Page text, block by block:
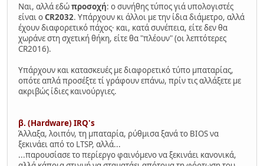
Ναι, αλλά εδώπροσοχή: ο συνήθης τύπος γιά υπολογιστές
είναι οCR2032. Υπάρχουν κι άλλοι με την ίδια διάμετρο, αλλά
έχουν διαφορετικό πάχος· και, κατά συνέπεια, είτε δεν θα
χωράνε στη σχετική θήκη, είτε θα "πλέουν" (οι λεπτότερες
CR2016).
Υπάρχουν και κατασκευές με διαφορετικό τύπο μπαταρίας,
οπότε απλά προσέξτε τί γράφουν επάνω, πρίν τις αλλάξετε με
ακριβώς ίδιες καινούργιες.
β. (Hardware) IRQ's
Άλλαξα, λοιπόν, τη μπαταρία, ρύθμισα ξανά το BIOS να
ξεκινάει από το LTSP, αλλά...
...παρουσίασε το περίεργο φαινόμενο να ξεκινάει κανονικά,